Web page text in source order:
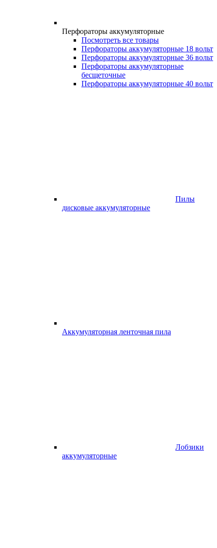
Перфораторы аккумуляторные
Посмотреть все товары
Перфораторы аккумуляторные 18 вольт
Перфораторы аккумуляторные 36 вольт
Перфораторы аккумуляторные
бесщеточные
Перфораторы аккумуляторные 40 вольт
Пилы
дисковые аккумуляторные
Аккумуляторная ленточная пила
Лобзики
аккумуляторные